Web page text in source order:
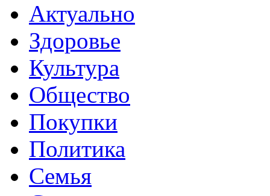
Актуально
Здоровье
Культура
Общество
Покупки
Политика
Семья